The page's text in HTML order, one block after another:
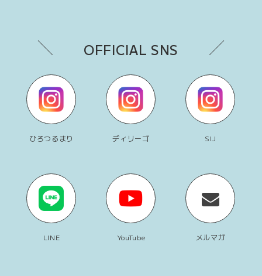
OFFICIAL SNS
ひろつるまり ディリーゴ SIJ
LINE YouTube メルマガ